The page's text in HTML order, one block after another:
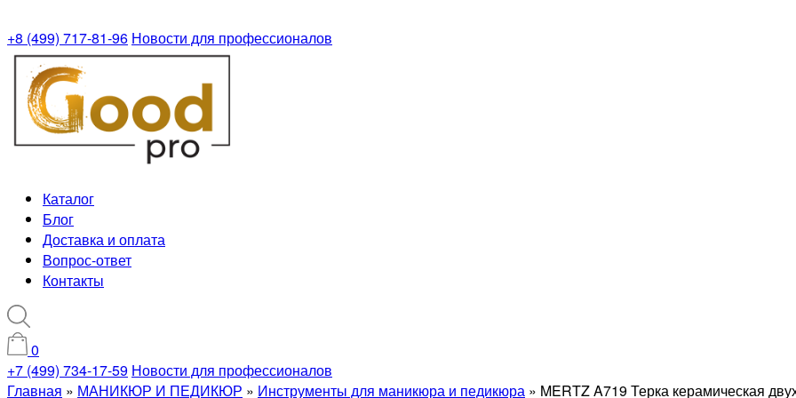
+8 (499) 717-81-96 Новости для профессионалов
Каталог
Блог
Доставка и оплата
Вопрос-ответ
Контакты
0
+7 (499) 734-17-59 Новости для профессионалов
Главная » МАНИКЮР И ПЕДИКЮР » Инструменты для маникюра и педикюра » MERTZ A719 Терка керамическая